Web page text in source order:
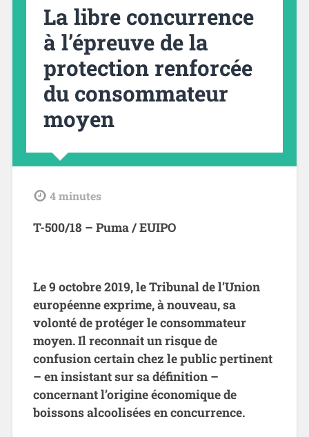
La libre concurrence
à l’épreuve de la
protection renforcée
du consommateur
moyen
tdl 4minutes
T-500/18 – Puma / EUIPO
Le 9 octobre 2019, le Tribunal de l’Union
européenne exprime, à nouveau, sa
volonté de protéger le consommateur
moyen. Il reconnait un risque de
confusion certain chez le public pertinent
– en insistant sur sa définition –
concernant l’origine économique de
boissons alcoolisées en concurrence.